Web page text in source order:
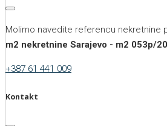
Molimo navedite referencu nekretnine
m2 nekretnine Sarajevo - m2 053p/
+387 61 441 009
Kontakt